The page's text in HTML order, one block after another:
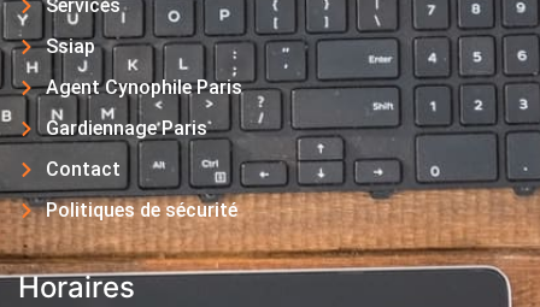
Services
Ssiap
Agent Cynophile Paris
Gardiennage Paris
Contact
Politiques de sécurité
Horaires